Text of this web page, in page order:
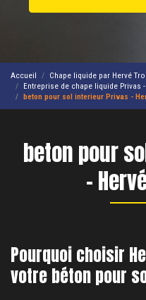
Accueil
Chape liquide par Hervé
Entreprise de chape liquide Privas
beton pour sol interieur Privas -
beton pour
-
Pourquoi choisir
votre béton pour